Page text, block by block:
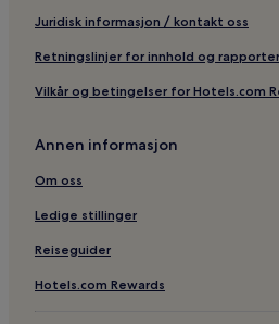
Juridisk informasjon / kontakt oss
Retningslinjer for innhold og
Vilkår og betingelser for Hotels.com
Annen informasjon
Om oss
Ledige stillinger
Reiseguider
Hotels.com Rewards